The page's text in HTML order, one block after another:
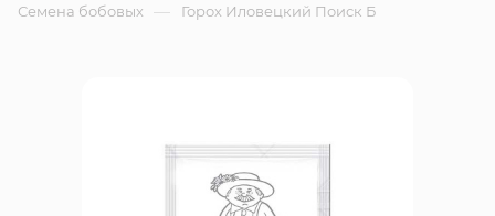
Семена бобовых — Горох Иловецкий Поиск Б